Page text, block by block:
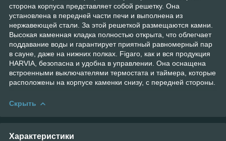
сторона корпуса представляет собой решетку. Она
установлена в передней части печи и выполнена из
нержавеющей стали. За этой решеткой размещаются камни.
Высокая каменная кладка полностью открыта, что облегчает
поддавание воды и гарантирует приятный равномерный пар
в сауне, даже на нижних полках. Figaro, как и вся продукция
HARVIA, безопасна и удобна в управлении. Она оснащена
встроенными выключателями термостата и таймера, которые
расположены на корпусе каменки снизу, с передней стороны.
Скрыть
Характеристики